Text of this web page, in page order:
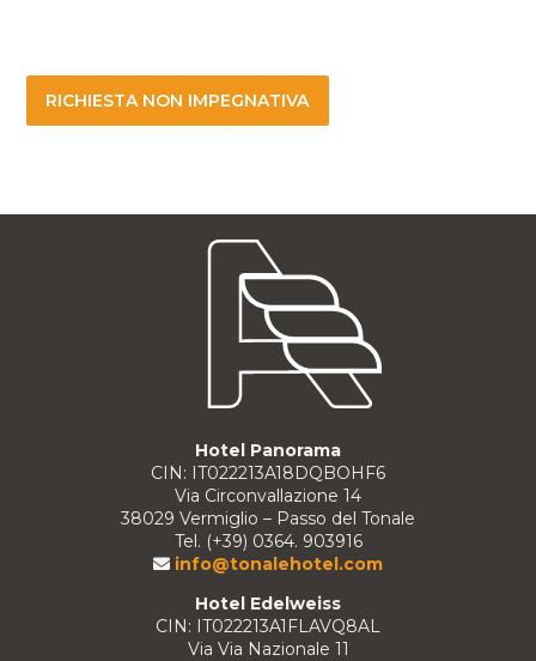
RICHIESTA NON IMPEGNATIVA
Hotel Panorama
CIN: IT022213A18DQBOHF6
Via Circonvallazione 14
38029 Vermiglio – Passo del Tonale
Tel. (+39) 0364. 903916
info@tonalehotel.com
Hotel Edelweiss
CIN: IT022213A1FLAVQ8AL
Via Via Nazionale 11